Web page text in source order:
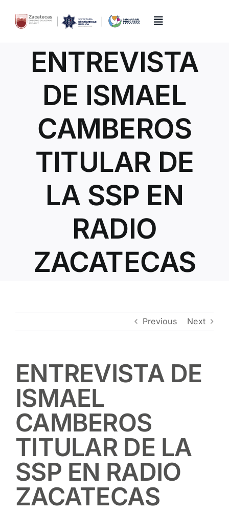
content
Toggle
Quiénes Somos
Trámites y Servicios
ENTREVISTA
DE ISMAEL
CAMBEROS
TITULAR DE
LA SSP EN
RADIO
ZACATECAS
Previous Next
ENTREVISTA DE
ISMAEL
CAMBEROS
TITULAR DE LA
SSP EN RADIO
ZACATECAS